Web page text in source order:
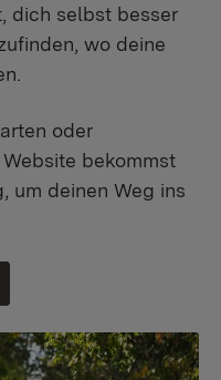
dich selbst besser
wo deine
oder
bekommst
um deinen Weg ins